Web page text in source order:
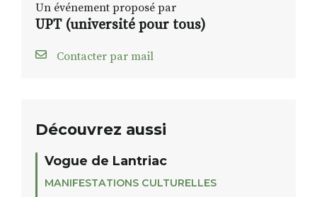
Un événement proposé par
UPT (université pour tous)
Contacter par mail
Découvrez aussi
Vogue de Lantriac
MANIFESTATIONS CULTURELLES